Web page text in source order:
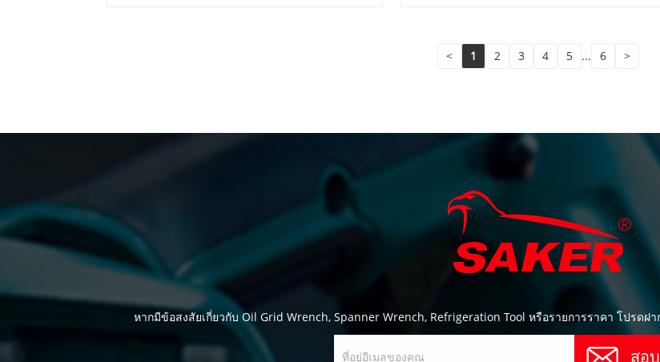
< 1 2 3 4 5 ... 6 >
หากมีข้อสงสัยเกี่ยวกับ Oil Grid Wrench, Spanner Wrench, Refrigeration Tool หรือรายการราคา โปรดฝ
สอ